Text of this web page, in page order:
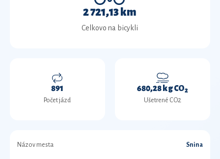
2 721,13 km
Celkovo na bicykli
891
Počet jázd
680,28 kg CO2
Ušetrené CO2
Názov mesta Snina